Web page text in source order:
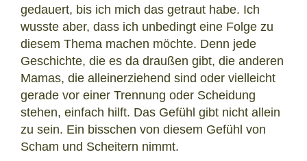
gedauert, bis ich mich das getraut habe. Ich
wusste aber, dass ich unbedingt eine Folge zu
diesem Thema machen möchte. Denn jede
Geschichte, die es da draußen gibt, die anderen
Mamas, die alleinerziehend sind oder vielleicht
gerade vor einer Trennung oder Scheidung
stehen, einfach hilft. Das Gefühl gibt nicht allein
zu sein. Ein bisschen von diesem Gefühl von
Scham und Scheitern nimmt.